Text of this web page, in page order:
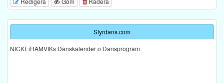
Styrdans.com
NICKEiRAMVIKs Danskalender o Dansprogram